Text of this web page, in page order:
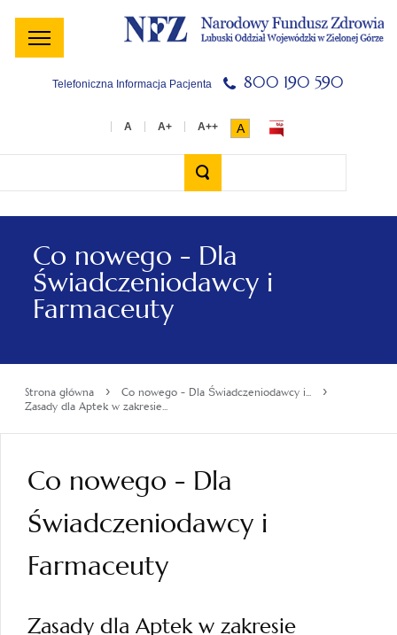
Menu
główne
Menu
lewe
Treść
główna
Szukaj
w
serwisie
Stopka
Telefoniczna Informacja Pacjenta 800 190 590
A
Co nowego - Dla
Świadczeniodawcy i
Farmaceuty
Strona główna › Co nowego - Dla Świadczeniodawcy i... ›
Zasady dla Aptek w zakresie...
Co nowego - Dla
Świadczeniodawcy i
Farmaceuty
Zasady dla Aptek w zakresie